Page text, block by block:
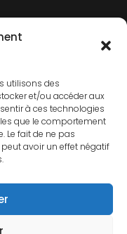
utilisons des
et/ou accéder aux
à ces technologies
que le comportement
Le fait de ne pas
avoir un effet négatif